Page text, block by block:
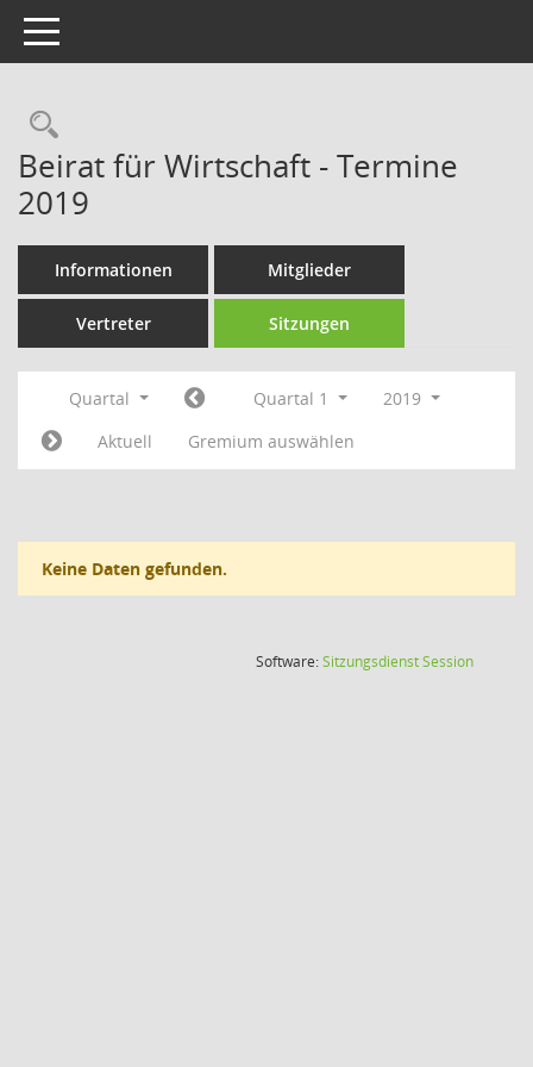
Toggle navigation
Rechercheauswahl
Beirat für Wirtschaft - Termine
2019
Informationen Mitglieder
Vertreter Sitzungen
Quartal Quartal 1
2019
Aktuell
Gremium auswählen
Keine Daten gefunden.
Software:SitzungsdienstSession(Wird in